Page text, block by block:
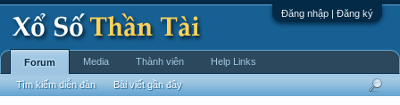
Đăng nhập | Đăng ký
Forum
Tìm kiếm diễn đàn Bài viết gần đây
Media Thành viên Help Links